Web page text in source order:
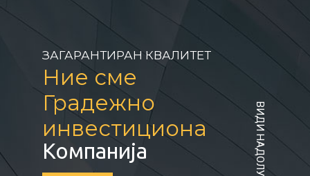
ЗАГАРАНТИРАН КВАЛИТЕТ
Ние сме
Градежно
инвестициона
Компанија ВИДИ НАДОЛУ